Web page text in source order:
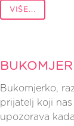
VIŠE...
Bukomjerko,
prijatelj koji nas
upozorava